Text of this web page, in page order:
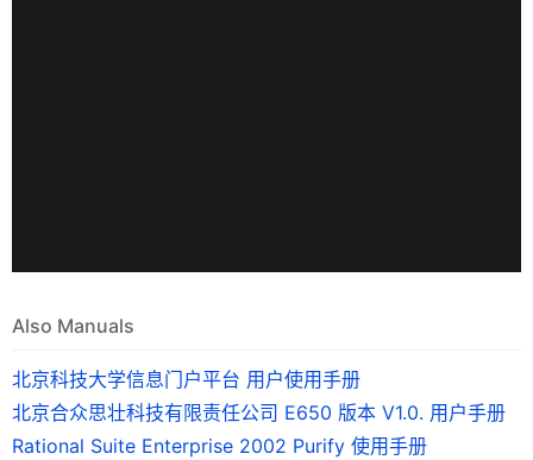
Also Manuals
北京科技大学信息门户平台 用户使用手册
北京合众思壮科技有限责任公司 E650 版本 V1.0. 用户手册
Rational Suite Enterprise 2002 Purify 使用手册